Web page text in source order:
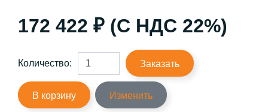
172 422 ₽ (С НДС 22%)
Количество: Заказать
В корзину Изменить